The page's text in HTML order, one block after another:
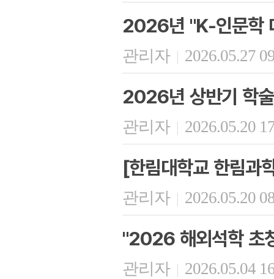
2026년 "K-인문학
관리자 | 2026.05.27
2026년 상반기 학
관리자 | 2026.05.20
[한림대학교 한림과
관리자 | 2026.05.20
"2026 해외석학 초
관리자 | 2026.05.04